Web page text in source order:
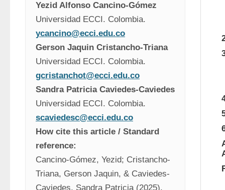
Yezid Alfonso Cancino-Gómez
Universidad ECCI. Colombia.
ycancino@ecci.edu.co
Gerson Jaquin Cristancho-Triana
Universidad ECCI. Colombia.
gcristanchot@ecci.edu.co
Sandra Patricia Caviedes-Caviedes
Universidad ECCI. Colombia.
scaviedesc@ecci.edu.co
How cite this article / Standard
reference:
Cancino-Gómez, Yezid; Cristancho-
Triana, Gerson Jaquin, & Caviedes-
Caviedes, Sandra Patricia (2025).